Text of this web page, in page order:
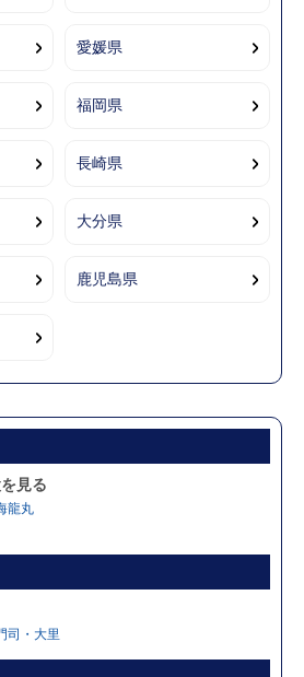
愛媛県
福岡県
長崎県
大分県
鹿児島県
見る
龍丸
司・大里